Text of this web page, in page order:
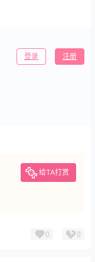
登录 注册
给TA打赏
0 0